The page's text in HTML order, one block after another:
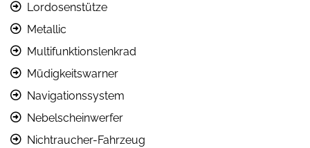
Lordosenstütze
Metallic
Multifunktionslenkrad
Müdigkeitswarner
Navigationssystem
Nebelscheinwerfer
Nichtraucher-Fahrzeug